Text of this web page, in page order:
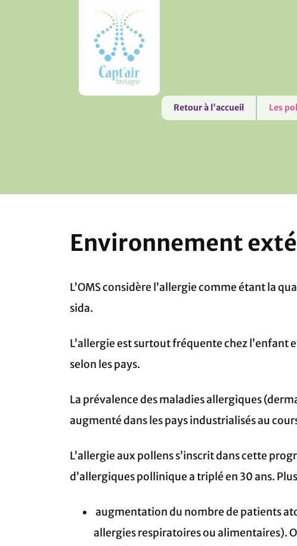
Retour à l'accueil Les
Environnement
L’OMS considère l’allergie comme étant la
sida.
L’allergie est surtout fréquente chez l’enfant
selon les pays.
La prévalence des maladies allergiques
augmenté dans les pays industrialisés au
L’allergie aux pollens s’inscrit dans cette
d’allergiques pollinique a triplé en 30 ans.
augmentation du nombre de patients
allergies respiratoires ou alimentaires).